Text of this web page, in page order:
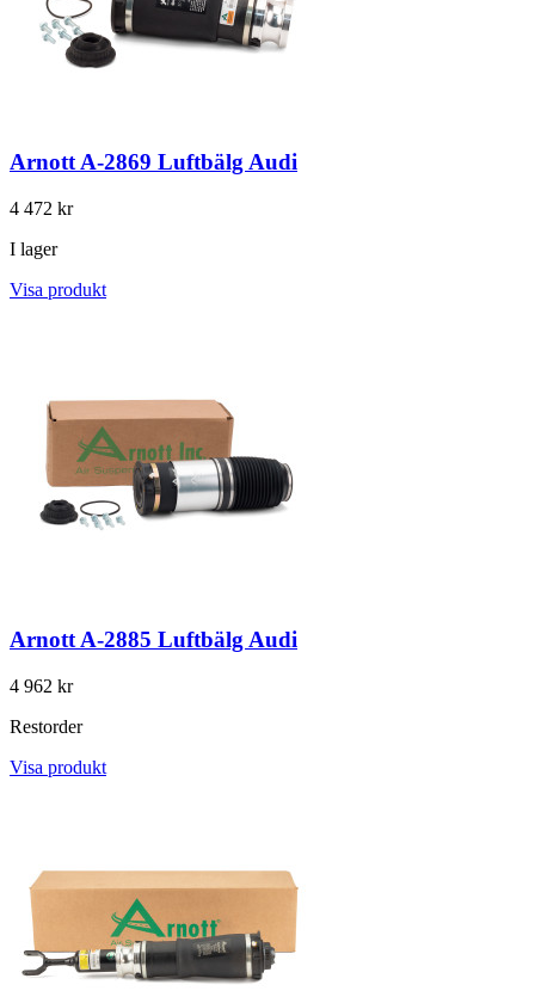
Arnott A-2869 Luftbälg Audi
4 472 kr
I lager
Visa produkt
Arnott A-2885 Luftbälg Audi
4 962 kr
Restorder
Visa produkt